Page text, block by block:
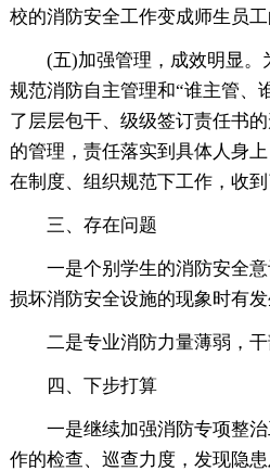
校的消防安全工作变成师生员工
(五)加强管理，成效明显。
规范消防自主管理和“谁主管、
了层层包干、级级签订责任书
的管理，责任落实到具体人身
在制度、组织规范下工作，收到
三、存在问题
一是个别学生的消防安全
损坏消防安全设施的现象时有发
二是专业消防力量薄弱，
四、下步打算
一是继续加强消防专项整
作的检查、巡查力度，发现隐